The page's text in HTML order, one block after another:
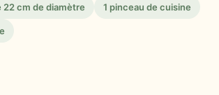
22 cm de diamètre 1 pinceau de cuisine